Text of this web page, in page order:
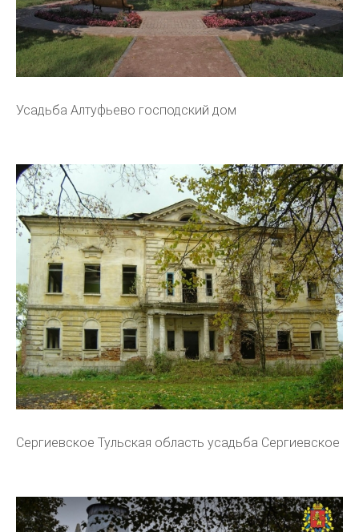
Усадьба Алтуфьево господский дом
Сергиевское Тульская область усадьба Сергиевское